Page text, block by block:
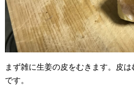
まず雑に生姜の皮をむきます。皮
です。